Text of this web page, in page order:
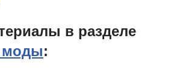
в разделе
моды: